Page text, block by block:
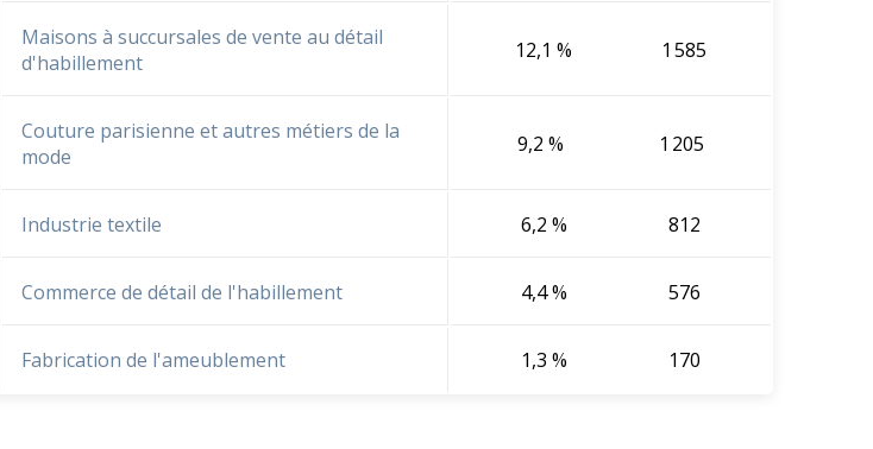
Maisons à succursales de vente au détail
d'habillement
12,1 % 1 585
Couture parisienne et autres métiers de la
mode
9,2 % 1 205
Industrie textile 6,2 % 812
Commerce de détail de l'habillement 4,4 % 576
Fabrication de l'ameublement 1,3 % 170